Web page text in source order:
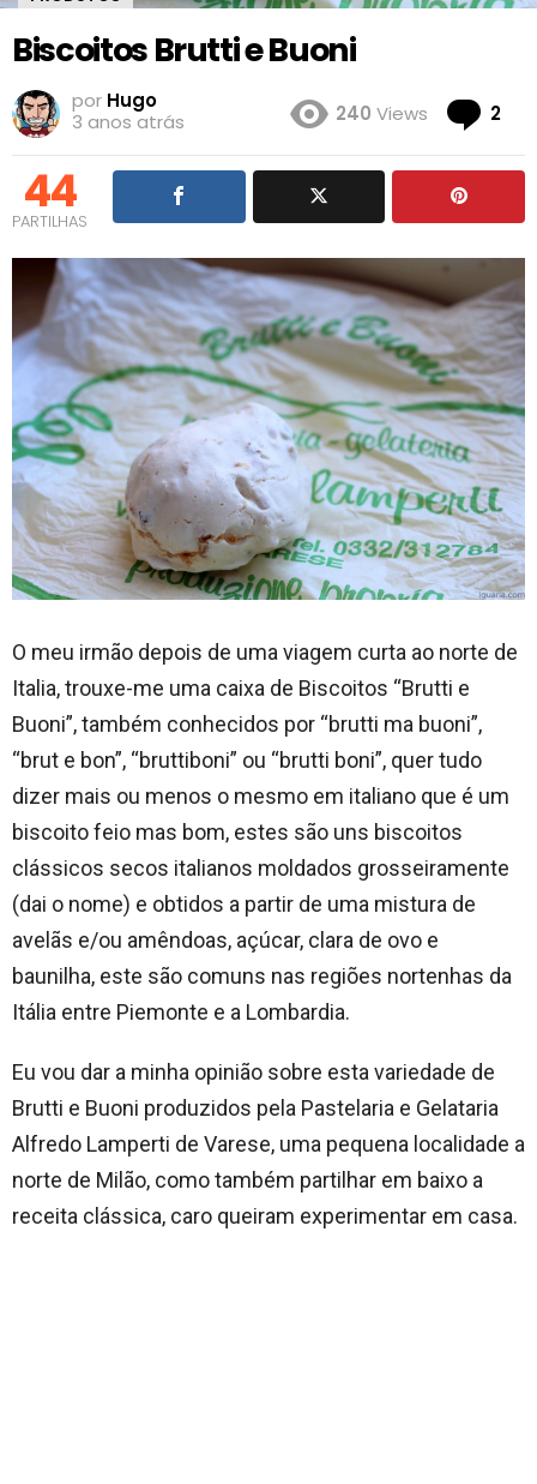
Biscoitos Brutti e Buoni
por Hugo
3 anos atrás
240 Views 2
44
PARTILHAS
O meu irmão depois de uma viagem curta ao norte de
Italia, trouxe-me uma caixa de Biscoitos “Brutti e
Buoni”, também conhecidos por “brutti ma buoni”,
“brut e bon”, “bruttiboni” ou “brutti boni”, quer tudo
dizer mais ou menos o mesmo em italiano que é um
biscoito feio mas bom, estes são uns biscoitos
clássicos secos italianos moldados grosseiramente
(dai o nome) e obtidos a partir de uma mistura de
avelãs e/ou amêndoas, açúcar, clara de ovo e
baunilha, este são comuns nas regiões nortenhas da
Itália entre Piemonte e a Lombardia.
Eu vou dar a minha opinião sobre esta variedade de
Brutti e Buoni produzidos pela Pastelaria e Gelataria
Alfredo Lamperti de Varese, uma pequena localidade a
norte de Milão, como também partilhar em baixo a
receita clássica, caro queiram experimentar em casa.